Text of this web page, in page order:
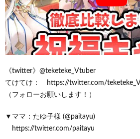
《twitter》@teketeke_Vtuber
てけてけ： https://twitter.com/
（フォローお願いします！）
▼ママ：たゆ子様 (@paitayu)
https://twitter.com/paitayu